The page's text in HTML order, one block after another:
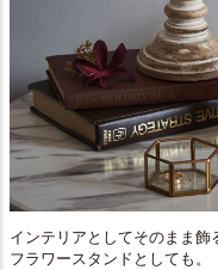
インテリアとしてそのまま
フラワースタンドとしても。